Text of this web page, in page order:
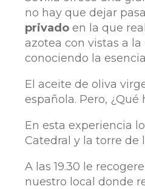
no hay que dejar
privadoen la que
azotea con vistas a
conociendo la
El aceite de oliva
española. Pero,
En esta experiencia
Catedral y la torre de
A las 19.30 le
nuestro local donde